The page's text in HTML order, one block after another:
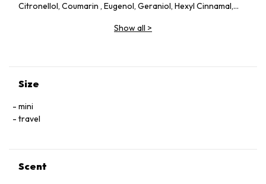
Citronellol, Coumarin , Eugenol, Geraniol, Hexyl Cinnamal,
Show all >
Size
mini
travel
Scent